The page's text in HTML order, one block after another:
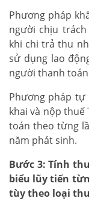
Phương pháp
người chịu
khi chi trả thu
sử dụng lao
người thanh
Phương pháp
khai và nộp thuế
toán theo từng
năm phát sinh.
Bước 3: Tính
biểu lũy tiến
tùy theo loại